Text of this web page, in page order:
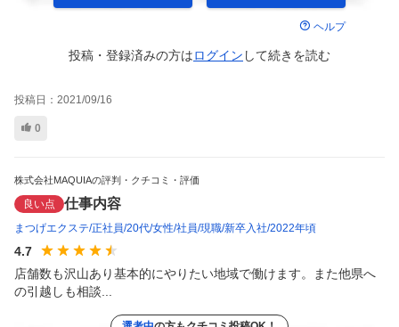
ヘルプ
投稿・登録済みの方はログイン して続きを読む
投稿日： 2021/09/16
0
株式会社MAQUIAの評判・クチコミ・評価
良い点 仕事内容
まつげエクステ 正社員 20代 女性 社員 現職 新卒入社 2022年頃
4.7
店舗数も沢山あり基本的にやりたい地域で働けます。また他県へ
の引越しも相談...